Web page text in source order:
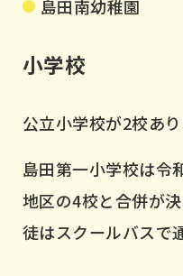
島田南幼稚園
小学校
公立小学校が2校あり
島田第一小学校は令
地区の4校と合併が
徒はスクールバスで